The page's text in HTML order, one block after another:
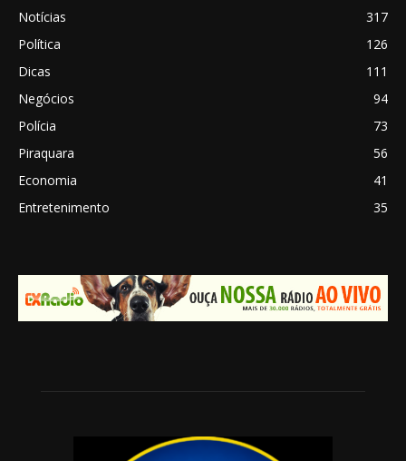
Notícias
317
Política
126
Dicas
111
Negócios
94
Polícia
73
Piraquara
56
Economia
41
Entretenimento
35